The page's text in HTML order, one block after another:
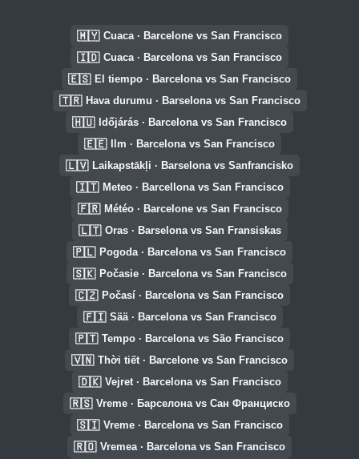
🇲🇾 Cuaca · Barcelone vs San Francisco
🇮🇩 Cuaca · Barcelona vs San Francisco
🇪🇸 El tiempo · Barcelona vs San Francisco
🇹🇷 Hava durumu · Barselona vs San Francisco
🇭🇺 Időjárás · Barcelona vs San Francisco
🇪🇪 Ilm · Barcelona vs San Francisco
🇱🇻 Laikapstākļi · Barselona vs Sanfrancisko
🇮🇹 Meteo · Barcellona vs San Francisco
🇫🇷 Météo · Barcelone vs San Francisco
🇱🇹 Oras · Barselona vs San Fransiskas
🇵🇱 Pogoda · Barcelona vs San Francisco
🇸🇰 Počasie · Barcelona vs San Francisco
🇨🇿 Počasí · Barcelona vs San Francisco
🇫🇮 Sää · Barcelona vs San Francisco
🇵🇹 Tempo · Barcelona vs São Francisco
🇻🇳 Thời tiết · Barcelone vs San Francisco
🇩🇰 Vejret · Barcelona vs San Francisco
🇷🇸 Vreme · Барселона vs Сан Франциско
🇸🇮 Vreme · Barcelona vs San Francisco
🇷🇴 Vremea · Barcelona vs San Francisco